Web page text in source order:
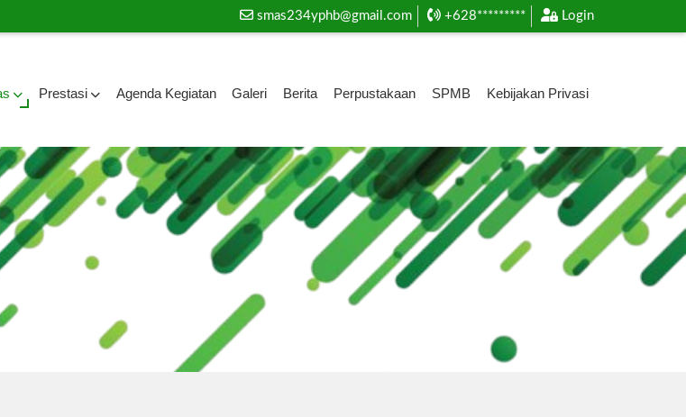
smas234yphb@gmail.com +628********* Login
Prestasi Agenda Kegiatan Galeri Berita Perpustakaan SPMB Kebijakan Privasi